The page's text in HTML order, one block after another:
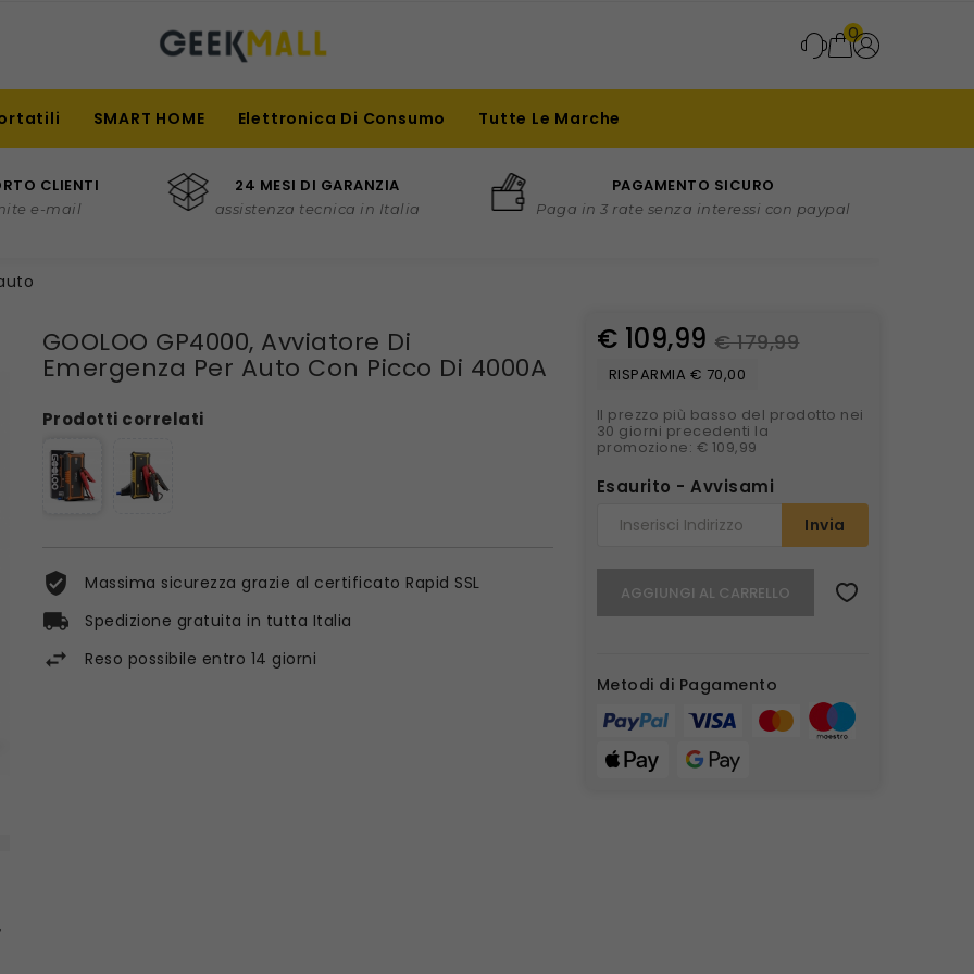
0
SMART HOME Elettronica Di Consumo Tutte Le Marche
CLIENTI
e-mail
24 MESI DI GARANZIA
assistenza tecnica in Italia
PAGAMENTO SICURO
Paga in 3 rate senza interessi con paypal
GOOLOO GP4000, Avviatore Di
Emergenza Per Auto Con Picco Di 4000A
Prodotti correlati
Massima sicurezza grazie al certificato Rapid SSL
Spedizione gratuita in tutta Italia
Reso possibile entro 14 giorni
€ 109,99 € 179,99
RISPARMIA € 70,00
Il prezzo più basso del prodotto nei
30 giorni precedenti la
promozione: € 109,99
Esaurito - Avvisami
Invia
AGGIUNGI AL CARRELLO
Metodi di Pagamento